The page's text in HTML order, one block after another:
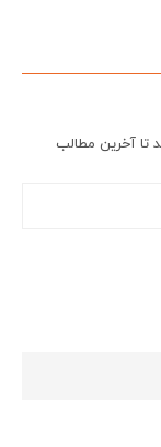
تا آخرین مطالب